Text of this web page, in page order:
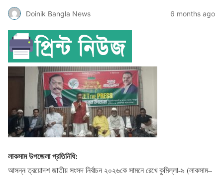
Doinik Bangla News 6 months ago
লাকসাম উপজেলা প্রতিনিধি:
আসন্ন ত্রয়োদশ জাতীয় সংসদ নির্বাচন ২০২৬কে সামনে রেখে কুমিল্লা-৯ (লাকসাম–